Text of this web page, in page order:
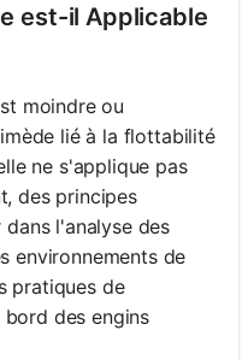
est-il Applicable
moindre ou
lié à la flottabilité
ne s'applique pas
des principes
l'analyse des
environnements de
pratiques de
des engins